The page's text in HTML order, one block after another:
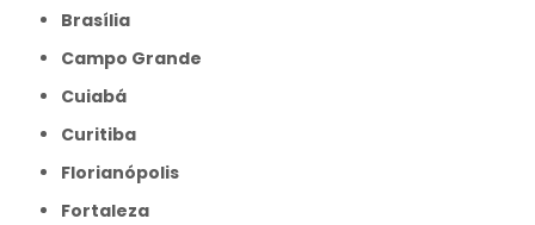
Brasília
Campo Grande
Cuiabá
Curitiba
Florianópolis
Fortaleza